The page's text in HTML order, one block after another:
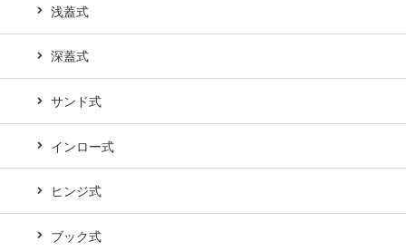
浅蓋式
深蓋式
サンド式
インロー式
ヒンジ式
ブック式